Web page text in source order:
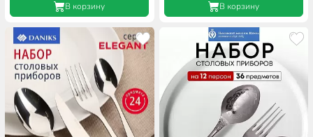
В корзину В корзину